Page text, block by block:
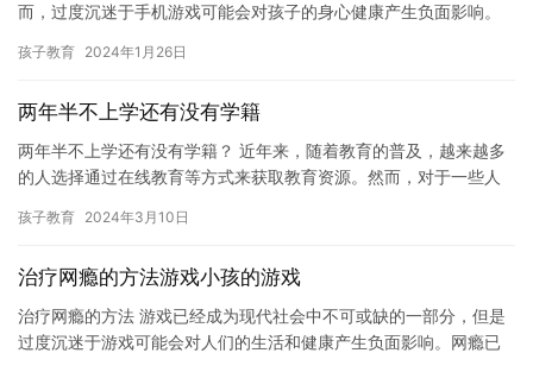
而，过度沉迷于手机游戏可能会对孩子的身心健康产生负面影响。
成为家长…
孩子教育 2024年1月26日
两年半不上学还有没有学籍
两年半不上学还有没有学籍？ 近年来，随着教育的普及，越来越多
的人选择通过在线教育等方式来获取教育资源。然而，对于一些人
课堂…
孩子教育 2024年3月10日
治疗网瘾的方法游戏小孩的游戏
治疗网瘾的方法 游戏已经成为现代社会中不可或缺的一部分，但是
过度沉迷于游戏可能会对人们的生活和健康产生负面影响。网瘾已